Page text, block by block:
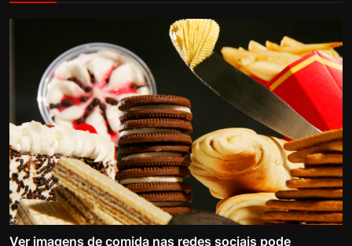
Ver imagens de comida nas redes sociais pode